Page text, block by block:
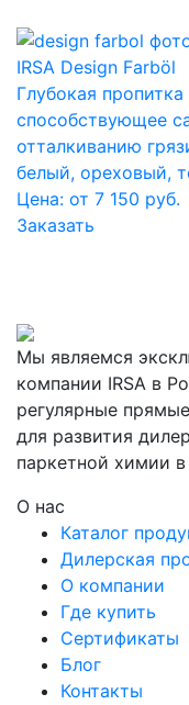
IRSA Design Farböl
Глубокая
способствующее
отталкиванию
белый, ореховый,
Цена: от 7 150 руб.
Заказать
Мы являемся
компании IRSA в
регулярные
для развития
паркетной химии
О нас
Каталог
Дилерская
О компании
Где купить
Сертификаты
Блог
Контакты